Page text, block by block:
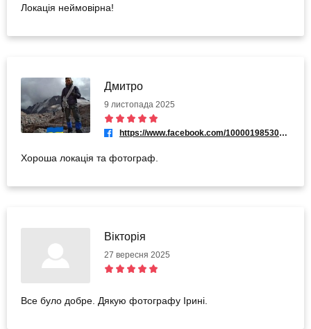
Локація неймовірна!
Дмитро
9 листопада 2025
https://www.facebook.com/100001985305581
Хороша локація та фотограф.
Вікторія
27 вересня 2025
Все було добре. Дякую фотографу Ірині.